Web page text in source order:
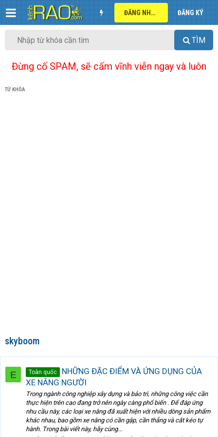
ĐĂNG NHẬP ĐĂNG KÝ
TÌM
Đừng cố SPAM, sẽ cấm vĩnh viễn ngay và luôn
TỪ KHÓA
skyboom
E Toàn quốc
NHỮNG ĐẶC ĐIỂM VÀ ỨNG DỤNG CỦA
XE NÂNG NGƯỜI
Trong ngành công nghiệp xây dựng và bảo trì, những công việc cần
thực hiện trên cao đang trở nên ngày càng phổ biến . Để đáp ứng
nhu cầu này, các loại xe nâng đã xuất hiện với nhiều dòng sản phẩm
khác nhau, bao gồm xe nâng có cần gập, cần thẳng và cắt kéo tự
hành. Trong bài viết này, hãy cùng...